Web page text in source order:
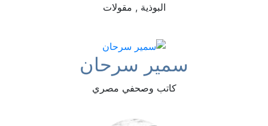
البوذية , مقولات
سمير سرحان
كاتب وصحفي مصري